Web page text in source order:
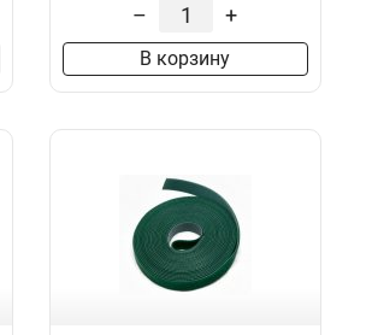
– +
В корзину